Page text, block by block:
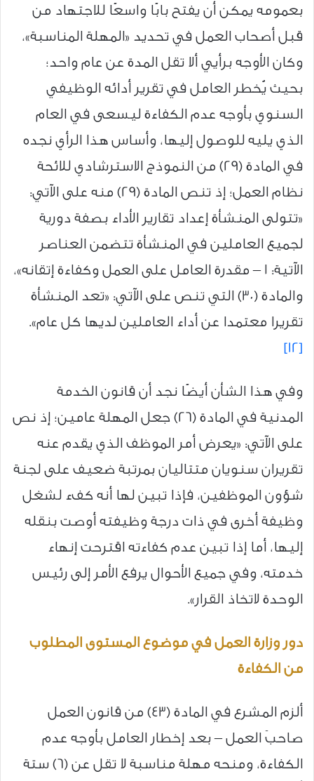
بعمومه يمكن أن يفتح بابًا واسعًا للاجتهاد من
قبل أصحاب العمل في تحديد «المهلة المناسبة»،
وكان الأوجه برأيي ألا تقل المدة عن عام واحد؛
بحيث يُخطر العامل في تقرير أدائه الوظيفي
السنوي بأوجه عدم الكفاءة ليسعى في العام
الذي يليه للوصول إليها، وأساس هذا الرأي نجده
في المادة (29) من النموذج الاسترشادي للائحة
نظام العمل؛ إذ تنص المادة (29) منه على الآتي:
«تتولى المنشأة إعداد تقارير الأداء بصفة دورية
لجميع العاملين في المنشأة تتضمن العناصر
الآتية: ١ – مقدرة العامل على العمل وكفاءة إتقانه»،
والمادة (30) التي تنص على الآتي: «تعد المنشأة
تقريرا معتمدا عن أداء العاملين لديها كل عام».
[12]
وفي هذا الشأن أيضًا نجد أن قانون الخدمة
المدنية في المادة (26) جعل المهلة عامين؛ إذ نص
على الآتي: «يعرض أمر الموظف الذي يقدم عنه
تقريران سنويان متتاليان بمرتبة ضعيف على لجنة
شؤون الموظفين، فإذا تبين لها أنه كفء لشغل
وظيفة أخرى في ذات درجة وظيفته أوصت بنقله
إليها، أما إذا تبين عدم كفاءته اقترحت إنهاء
خدمته، وفي جميع الأحوال يرفع الأمر إلى رئيس
الوحدة لاتخاذ القرار».
دور وزارة العمل في موضوع المستوى المطلوب
من الكفاءة
ألزم المشرع في المادة (43) من قانون العمل
صاحبَ العمل – بعد إخطار العامل بأوجه عدم
الكفاءة، ومنحه مهلة مناسبة لا تقل عن (6) ستة